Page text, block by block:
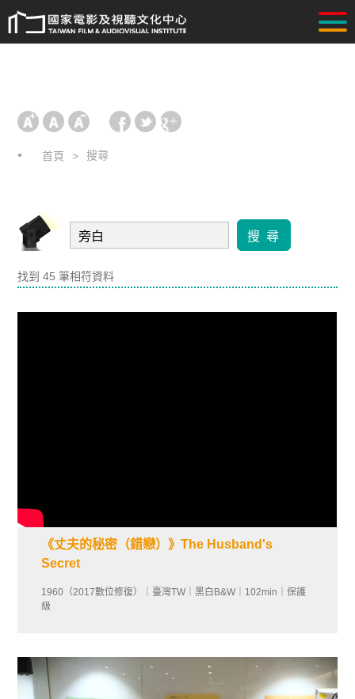
首頁 搜尋
搜 尋
找到 45 筆相符資料
《丈夫的秘密（錯戀）》The Husband's
Secret
1960（2017數位修復）｜臺灣TW｜黑白B&W｜102min｜保護
級